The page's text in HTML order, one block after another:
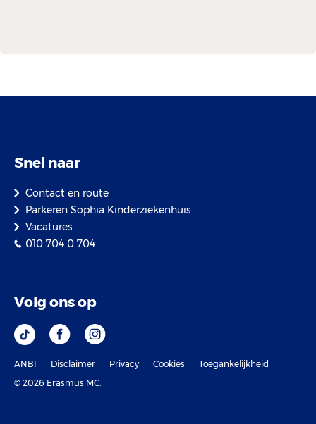
Snel naar
Contact en route
Parkeren Sophia Kinderziekenhuis
Vacatures
010 704 0 704
Volg ons op
ANBI Disclaimer Privacy Cookies
Toegankelijkheid
© 2026 Erasmus MC.